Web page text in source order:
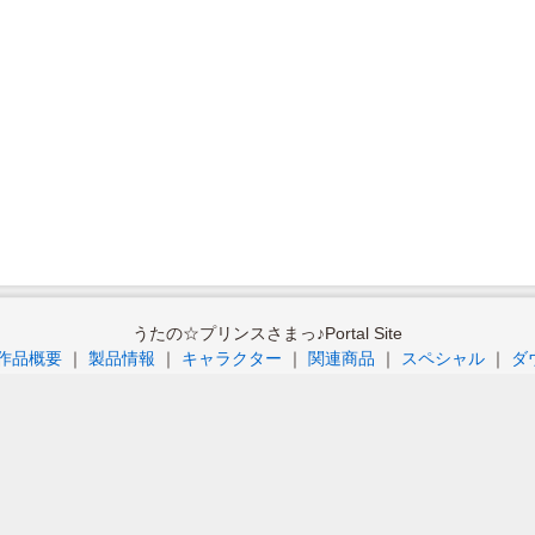
うたの☆プリンスさまっ♪Portal Site
品概要 ｜ 製品情報 ｜ キャラクター ｜ 関連商品 ｜ スペシャル ｜ ダ